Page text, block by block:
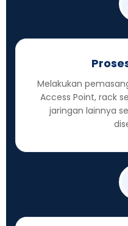
Melakukan
Access Point, rack
jaringan lainnya